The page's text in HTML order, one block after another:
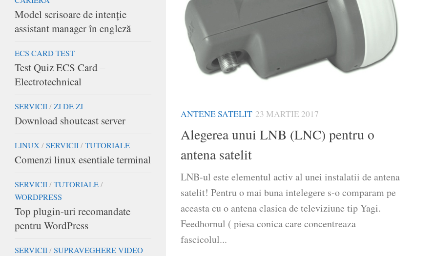
ANTENE SATELIT 23 MARTIE 2017
Alegerea unui LNB (LNC) pentru o
antena satelit
LNB-ul este elementul activ al unei instalatii de antena
satelit! Pentru o mai buna intelegere s-o comparam pe
aceasta cu o antena clasica de televiziune tip Yagi.
Feedhornul ( piesa conica care concentreaza
fascicolul...
Model scrisoare de intenţie
assistant manager în engleză
ECS CARD TEST
Test Quiz ECS Card –
Electrotechnical
SERVICII/ZI DE ZI
Download shoutcast server
LINUX/SERVICII/TUTORIALE
Comenzi linux esentiale terminal
SERVICII/TUTORIALE/
WORDPRESS
Top plugin-uri recomandate
pentru WordPress
SERVICII/SUPRAVEGHERE VIDEO